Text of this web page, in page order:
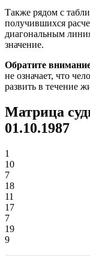
Также рядом с
получившихся
диагональным
значение.
Обратите
не означает, что
развить в течение
Матрица
01.10.1987
1
10
7
18
11
17
7
19
9